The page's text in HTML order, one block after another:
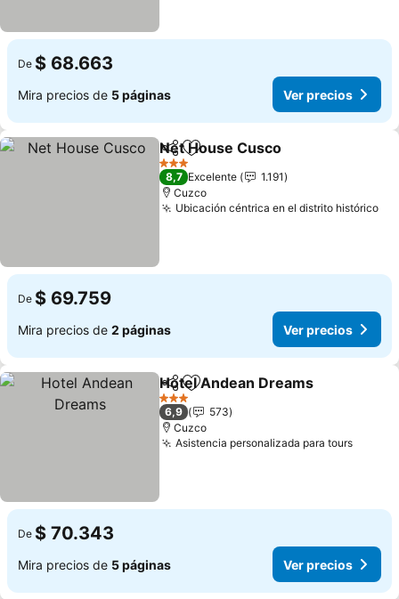
De $ 68.663
Mira precios de 5 páginas Ver precios
CompartirAgregar a favoritos
Net House Cusco
3 Estrellas
8,7 Excelente
1.191
Cuzco
Ubicación céntrica en el distrito histórico
De $ 69.759
Mira precios de 2 páginas Ver precios
CompartirAgregar a favoritos
Hotel Andean Dreams
3 Estrellas
6,9
573
Cuzco
Asistencia personalizada para tours
De $ 70.343
Mira precios de 5 páginas Ver precios